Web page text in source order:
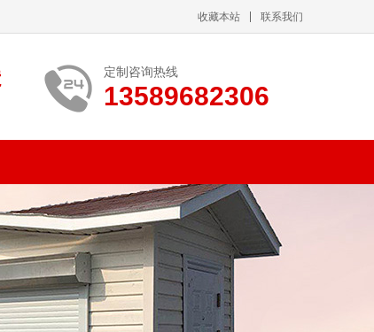
收藏本站 联系我们
定制咨询热线
13589682306